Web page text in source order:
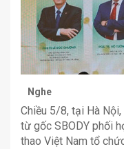
Nghe
Chiều 5/8, tại Hà
từ gốc SBODY phối
thao Việt Nam tổ